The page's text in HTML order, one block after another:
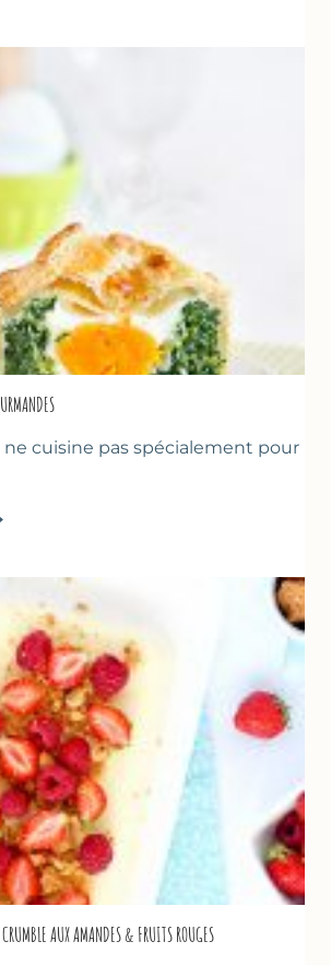
ne cuisine pas spécialement pour
AUX AMANDES & FRUITS ROUGES